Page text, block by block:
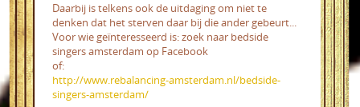
Daarbij is telkens ook de uitdaging om niet te
denken dat het sterven daar bij die ander gebeurt...
Voor wie geïnteresseerd is: zoek naar bedside
singers amsterdam op Facebook
of:
http://www.rebalancing-amsterdam.nl/bedside-
singers-amsterdam/